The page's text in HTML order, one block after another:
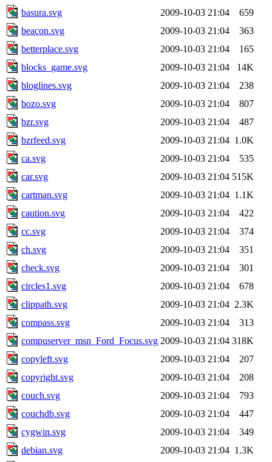
basura.svg
2009-10-03 21:04
659
beacon.svg
2009-10-03 21:04
363
betterplace.svg
2009-10-03 21:04
165
blocks_game.svg
2009-10-03 21:04
14K
bloglines.svg
2009-10-03 21:04
238
bozo.svg
2009-10-03 21:04
807
bzr.svg
2009-10-03 21:04
487
bzrfeed.svg
2009-10-03 21:04 1.0K
ca.svg
2009-10-03 21:04
535
car.svg
2009-10-03 21:04 515K
cartman.svg
2009-10-03 21:04 1.1K
caution.svg
2009-10-03 21:04
422
cc.svg
2009-10-03 21:04
374
ch.svg
2009-10-03 21:04
351
check.svg
2009-10-03 21:04
301
circles1.svg
2009-10-03 21:04
678
clippath.svg
2009-10-03 21:04 2.3K
compass.svg
2009-10-03 21:04
313
compuserver_msn_Ford_Focus.svg 2009-10-03 21:04 318K
copyleft.svg
2009-10-03 21:04
207
copyright.svg
2009-10-03 21:04
208
couch.svg
2009-10-03 21:04
793
couchdb.svg
2009-10-03 21:04
447
cygwin.svg
2009-10-03 21:04
349
debian.svg
2009-10-03 21:04 1.3K